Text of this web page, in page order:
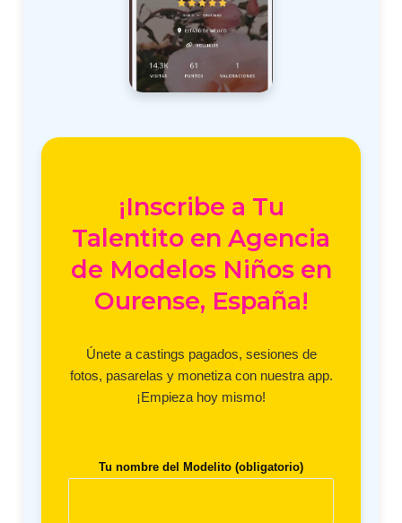
¡Inscribe a Tu
Talentito en Agencia
de Modelos Niños en
Ourense, España!
Únete a castings pagados, sesiones de
fotos, pasarelas y monetiza con nuestra app.
¡Empieza hoy mismo!
Tu nombre del Modelito (obligatorio)